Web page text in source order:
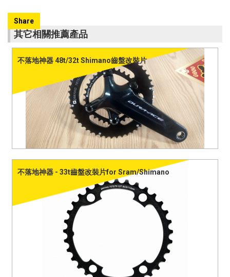
Share
其它相關推薦產品
不落地神器 48t/32t Shimano齒盤改裝片
不落地神器 - 33t齒盤改裝片for Sram/Shimano